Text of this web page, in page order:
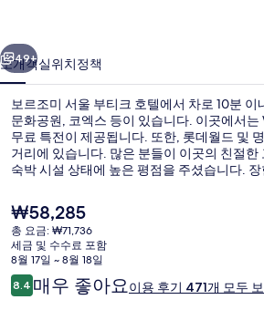
티
크
호
텔
의
사
진
갤
러
다음
49+
소개객실위치정책
보르조미 서울 부티크 호텔에서 차로 10분
문화공원, 코엑스 등이 있습니다. 이곳에서는
무료 특전이 제공됩니다. 또한, 롯데월드 및
거리에 있습니다. 많은 분들이 이곳의 친절한
숙박 시설 상태에 높은 평점을 주셨습니다.
현
재
가
격
은
₩58,285
₩58,285
총 요금: ₩71,736
세금 및 수수료 포함
8월 17일 ~ 8월 18일
이
용
8.410점 만점 중 8.4점.
매우 좋아요이용 후기 471개 모두